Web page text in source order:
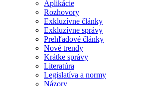
Aplikácie
Rozhovory
Exkluzívne články
Exkluzívne správy
Prehľadové články
Nové trendy
Krátke správy
Literatúra
Legislatíva a normy
Názory